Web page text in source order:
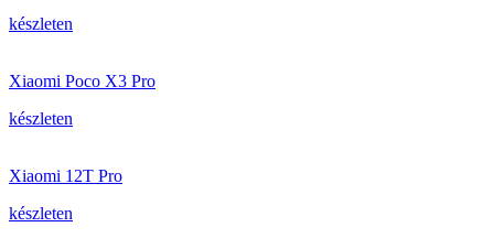
készleten
Xiaomi Poco X3 Pro
készleten
Xiaomi 12T Pro
készleten